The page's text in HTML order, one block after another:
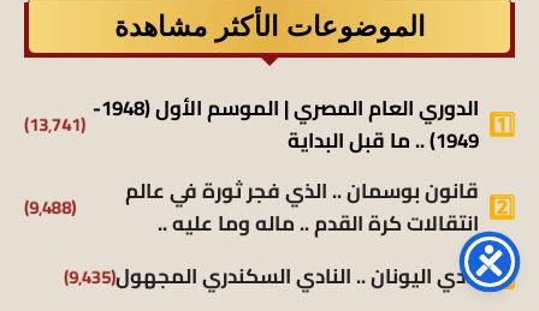
الموضوعات الأكثر مشاهدة
الدوري العام المصري | الموسم الأول (1948-
1949) .. ما قبل البداية
(13٬741)
قانون بوسمان .. الذي فجر ثورة في عالم
انتقالات كرة القدم .. ماله وما عليه ..
(9٬488)
نادي اليونان .. النادي السكندري المجهول(9٬435)